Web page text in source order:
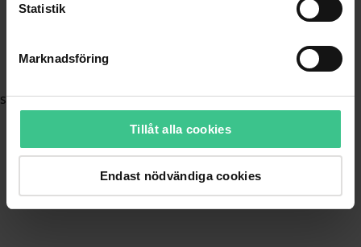
Statistik
Marknadsföring
Tillåt alla cookies
Endast nödvändiga cookies